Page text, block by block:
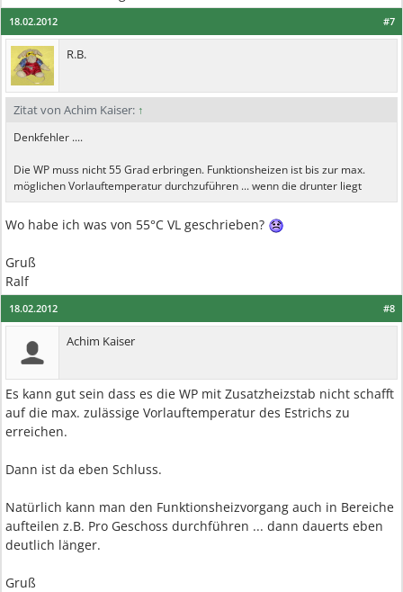
#7
18.02.2012
R.B.
Zitat von Achim Kaiser: ↑
Denkfehler ....
Die WP muss nicht 55 Grad erbringen. Funktionsheizen ist bis zur max.
möglichen Vorlauftemperatur durchzuführen ... wenn die drunter liegt
Wo habe ich was von 55°C VL geschrieben?
Gruß
Ralf
#8
18.02.2012
Achim Kaiser
Es kann gut sein dass es die WP mit Zusatzheizstab nicht schafft
auf die max. zulässige Vorlauftemperatur des Estrichs zu
erreichen.
Dann ist da eben Schluss.
Natürlich kann man den Funktionsheizvorgang auch in Bereiche
aufteilen z.B. Pro Geschoss durchführen ... dann dauerts eben
deutlich länger.
Gruß